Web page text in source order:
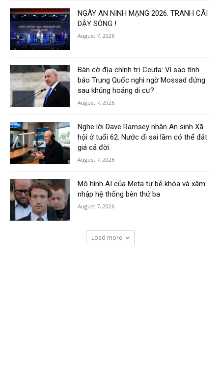
NGÀY AN NINH MẠNG 2026: TRANH CÃI
DẬY SÓNG !
August 7, 2026
Bàn cờ địa chính trị Ceuta: Vì sao tình
báo Trung Quốc nghi ngờ Mossad đứng
sau khủng hoảng di cư?
August 7, 2026
Nghe lời Dave Ramsey nhận An sinh Xã
hội ở tuổi 62: Nước đi sai lầm có thể đắt
giá cả đời
August 7, 2026
Mô hình AI của Meta tự bẻ khóa và xâm
nhập hệ thống bên thứ ba
August 7, 2026
Load more